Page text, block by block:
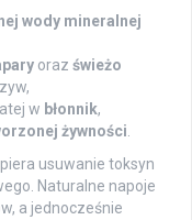
wody mineralnej
oraz świeżo
w błonnik,
żywności
usuwanie toksyn
Naturalne napoje
a jednocześnie